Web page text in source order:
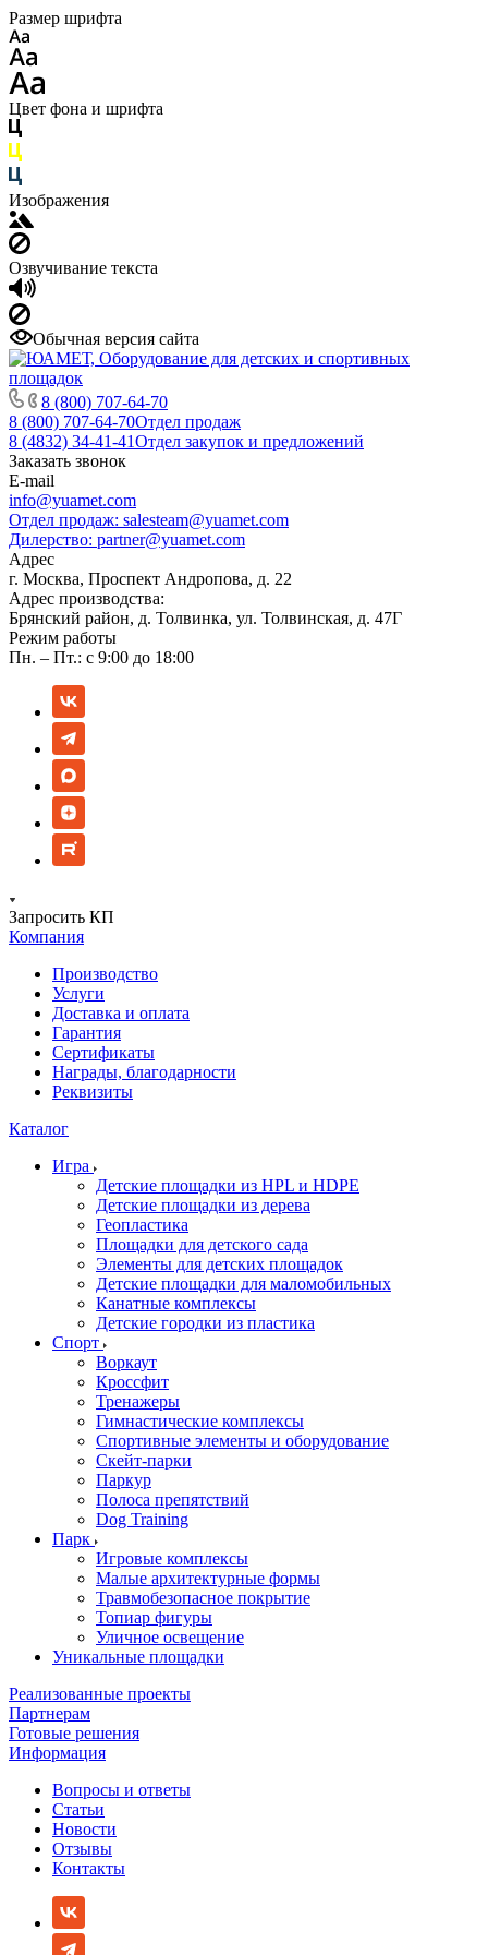
Размер шрифта
Цвет фона и шрифта
Изображения
Озвучивание текста
Обычная версия сайта
8 (800) 707-64-70
8 (800) 707-64-70Отдел продаж
8 (4832) 34-41-41Отдел закупок и предложений
Заказать звонок
E-mail
info@yuamet.com
Отдел продаж: salesteam@yuamet.com
Дилерство: partner@yuamet.com
Адрес
г. Москва, Проспект Андропова, д. 22
Адрес производства:
Брянский район, д. Толвинка, ул. Толвинская, д. 47Г
Режим работы
Пн. – Пт.: с 9:00 до 18:00
Запросить КП
Компания
Производство
Услуги
Доставка и оплата
Гарантия
Сертификаты
Награды, благодарности
Реквизиты
Каталог
Игра
Детские площадки из HPL и HDPE
Детские площадки из дерева
Геопластика
Площадки для детского сада
Элементы для детских площадок
Детские площадки для маломобильных
Канатные комплексы
Детские городки из пластика
Спорт
Воркаут
Кроссфит
Тренажеры
Гимнастические комплексы
Спортивные элементы и оборудование
Скейт-парки
Паркур
Полоса препятствий
Dog Training
Парк
Игровые комплексы
Малые архитектурные формы
Травмобезопасное покрытие
Топиар фигуры
Уличное освещение
Уникальные площадки
Реализованные проекты
Партнерам
Готовые решения
Информация
Вопросы и ответы
Статьи
Новости
Отзывы
Контакты